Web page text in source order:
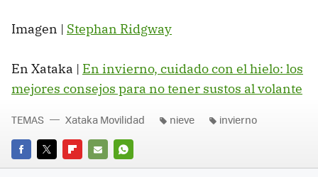
Imagen | Stephan Ridgway
En Xataka | En invierno, cuidado con el hielo: los
mejores consejos para no tener sustos al volante
FACEBOOK
TWITTERFLIPBOARD
E-
WHATSAPP
TEMAS Xataka Movilidad nieve invierno